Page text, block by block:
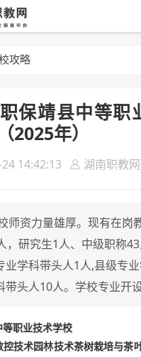
攻略
保靖县中等职
2025年）
14:42:13 湖南职教网
师资力量雄厚。现有在岗
，研究生1人、中级职称
业学科带头人1人,县级专
带头人10人。学校专业开
等职业技术学校
控技术园林技术茶树栽培与茶